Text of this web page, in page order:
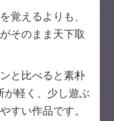
覚えるよりも、
がそのまま天下取
と比べると素朴
が軽く、少し遊ぶ
すい作品です。